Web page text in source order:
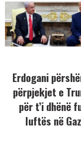
Erdogani
përpjekjet e
për t’i dhënë
luftës në